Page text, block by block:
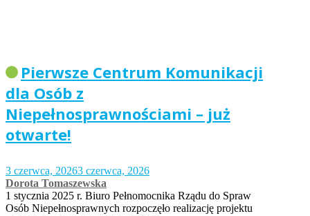
Pierwsze Centrum Komunikacji
dla Osób z
Niepełnosprawnościami – już
otwarte!
3 czerwca, 20263 czerwca, 2026
Dorota Tomaszewska
1 stycznia 2025 r. Biuro Pełnomocnika Rządu do Spraw
Osób Niepełnosprawnych rozpoczęło realizację projektu